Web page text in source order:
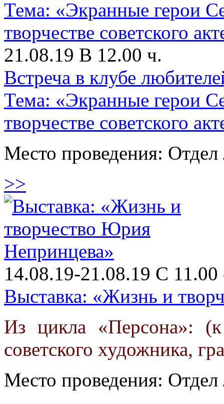
21.08.19 В 12.00 ч.
Встреча в клубе
Тема: «Экранные герои
творчестве советского
Место проведения: Отдел
>>
14.08.19-21.08.19 С 11.00
Выставка: «Жизнь и
Из цикла «Персона»:
советского художника,
Место проведения: Отдел